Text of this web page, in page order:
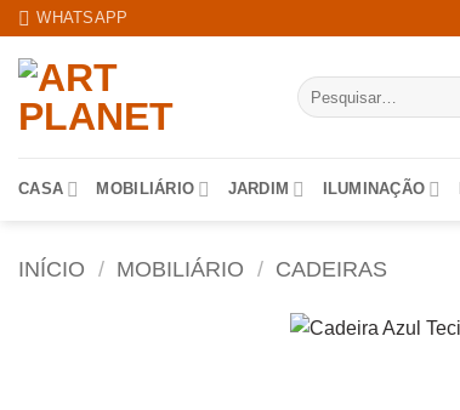
Skip
content
WHATSAPP
Pesquisar
por:
CASA MOBILIÁRIO JARDIM ILUMINAÇÃO
INÍCIO / MOBILIÁRIO / CADEIRAS